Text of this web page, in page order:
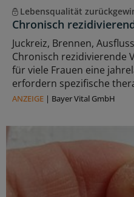
Lebensqualität
Chronisch
Juckreiz, Brennen,
Chronisch rezidivierende
für viele Frauen eine
erfordern spezifische
ANZEIGE | Bayer Vital GmbH